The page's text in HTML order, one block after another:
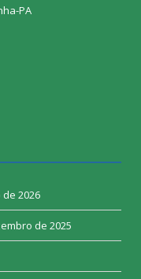
PA
2026
de 2025